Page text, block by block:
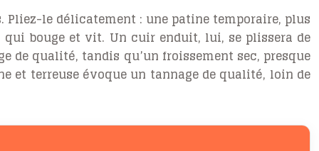
le délicatement : une patine temporaire, plus
bouge et vit. Un cuir enduit, lui, se plissera de
de qualité, tandis qu’un froissement sec, presque
et terreuse évoque un tannage de qualité, loin de